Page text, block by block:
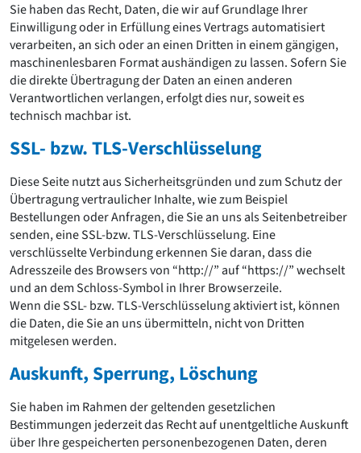
Sie haben das Recht, Daten, die wir auf Grundlage Ihrer
Einwilligung oder in Erfüllung eines Vertrags automatisiert
verarbeiten, an sich oder an einen Dritten in einem gängigen,
maschinenlesbaren Format aushändigen zu lassen. Sofern Sie
die direkte Übertragung der Daten an einen anderen
Verantwortlichen verlangen, erfolgt dies nur, soweit es
technisch machbar ist.
SSL- bzw. TLS-Verschlüsselung
Diese Seite nutzt aus Sicherheitsgründen und zum Schutz der
Übertragung vertraulicher Inhalte, wie zum Beispiel
Bestellungen oder Anfragen, die Sie an uns als Seitenbetreiber
senden, eine SSL-bzw. TLS-Verschlüsselung. Eine
verschlüsselte Verbindung erkennen Sie daran, dass die
Adresszeile des Browsers von “http://” auf “https://” wechselt
und an dem Schloss-Symbol in Ihrer Browserzeile.
Wenn die SSL- bzw. TLS-Verschlüsselung aktiviert ist, können
die Daten, die Sie an uns übermitteln, nicht von Dritten
mitgelesen werden.
Auskunft, Sperrung, Löschung
Sie haben im Rahmen der geltenden gesetzlichen
Bestimmungen jederzeit das Recht auf unentgeltliche Auskunft
über Ihre gespeicherten personenbezogenen Daten, deren